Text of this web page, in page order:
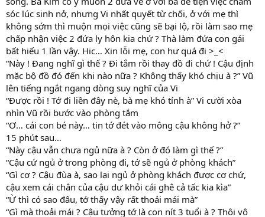
sóc lúc sinh nở, nhưng Vi nhất quyết từ chối, ở với mẹ thì
không sớm thì muộn mọi việc cũng sẽ bại lộ, rồi làm sao mẹ
chấp nhận việc 2 đứa ly hôn kia chứ ? Thà làm đứa con gái
bất hiếu 1 lần vậy. Hic… Xin lỗi mẹ, con hư quá đi >_<
“Này ! Đang nghĩ gì thế ? Đi tắm rồi thay đồ đi chứ ! Cậu định
mặc bộ đồ đó đến khi nào nữa ? Không thấy khó chịu à ?” Vũ
lên tiếng ngắt ngang dòng suy nghĩ của Vi
“Được rồi ! Tớ đi liền đây nè, bà mẹ khó tính à” Vi cười xòa
nhìn Vũ rồi bước vào phòng tắm
“Ơ… cái con bé này… tin tớ đét vào mông cậu không hở ?”
15 phút sau…
“Này cậu vẫn chưa ngủ nữa à ? Còn ở đó làm gì thế ?”
“Cậu cứ ngủ ở trong phòng đi, tớ sẽ ngủ ở phòng khách”
“Gì cơ ? Cậu đùa à, sao lại ngủ ở phòng khách được cơ chứ,
cậu xem cái chân của cậu dư khỏi cái ghê cả tấc kia kìa”
“Ừ thì có sao đâu, tớ thấy vậy rất thoải mái mà”
“Gì mà thoải mái ? Cậu tưởng tớ là con nít 3 tuổi à ? Thôi vô